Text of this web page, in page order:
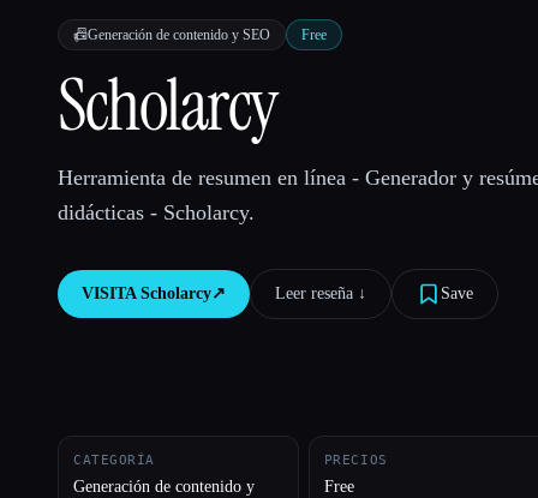
📠Generación de contenido y SEO Free
Scholarcy
Herramienta de resumen en línea - Generador y
didácticas - Scholarcy.
VISITA Scholarcy↗︎ Leer reseña ↓︎ Save
CATEGORÍA
Generación de contenido y
PRECIOS
Free